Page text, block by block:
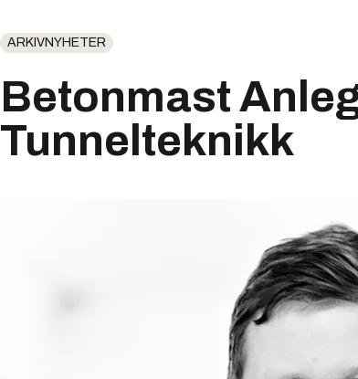
ARKIVNYHETER
Betonmast
Tunnelteknikk